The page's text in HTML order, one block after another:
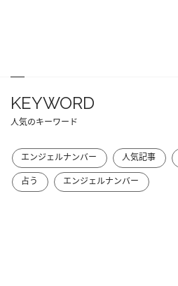
KEYWORD
人気のキーワード
エンジェルナンバー 人気記事
占う
エンジェルナンバー